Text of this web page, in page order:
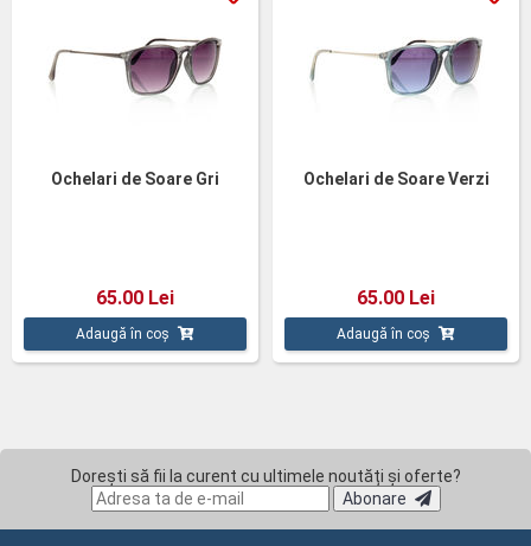
Ochelari de Soare Gri
65.00 Lei
Adaugă în coș
Ochelari de Soare Verzi
65.00 Lei
Adaugă în coș
Dorești să fii la curent cu ultimele noutăți și oferte?
Abonare